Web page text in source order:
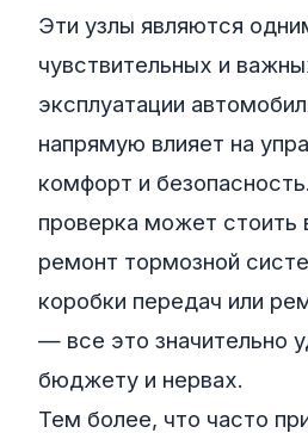
Эти узлы являются
чувствительных и
эксплуатации
напрямую влияет на
комфорт и
проверка может стоить
ремонт тормозной
коробки передач или
— все это значительно
бюджету и нервах.
Тем более, что часто